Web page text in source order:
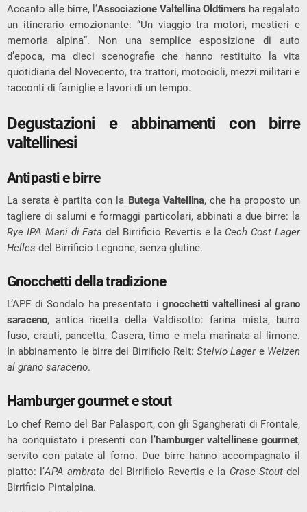
Accanto alle birre, l’Associazione Valtellina Oldtimers ha regalato
un itinerario emozionante: “Un viaggio tra motori, mestieri e
memoria alpina”. Non una semplice esposizione di auto
d’epoca, ma dieci scenografie che hanno restituito la vita
quotidiana del Novecento, tra trattori, motocicli, mezzi militari e
racconti di famiglie e lavori di un tempo.
Degustazioni e abbinamenti con birre
valtellinesi
Antipasti e birre
La serata è partita con la Butega Valtellina, che ha proposto un
tagliere di salumi e formaggi particolari, abbinati a due birre: la
Rye IPA Mani di Fata del Birrificio Revertis e la Cech Cost Lager
Helles del Birrificio Legnone, senza glutine.
Gnocchetti della tradizione
L’APF di Sondalo ha presentato ignocchetti valtellinesi al grano
saraceno, antica ricetta della Valdisotto: farina mista, burro
fuso, crauti, pancetta, Casera, timo e mela marinata al limone.
In abbinamento le birre del Birrificio Reit:Stelvio Lagere Weizen
al grano saraceno.
Hamburger gourmet e stout
Lo chef Remo del Bar Palasport, con gli Sgangherati di Frontale,
ha conquistato i presenti con l’hamburger valtellinese gourmet,
servito con patate al forno. Due birre hanno accompagnato il
piatto: l’APA ambrata del Birrificio Revertis e la Crasc Stoutdel
Birrificio Pintalpina.